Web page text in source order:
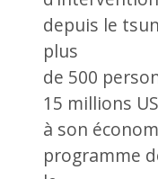
depuis le
plus
de 500
15 millions
à son
programme